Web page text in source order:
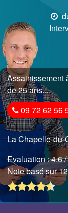
Assainissement
de 25 ans...
09 72 62 56
La Chapelle-du-
Evaluation :4.6/
Note basé sur